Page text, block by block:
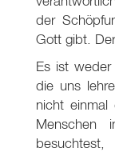
der
Gott gibt.
Es ist weder
die uns
nicht einmal
Menschen